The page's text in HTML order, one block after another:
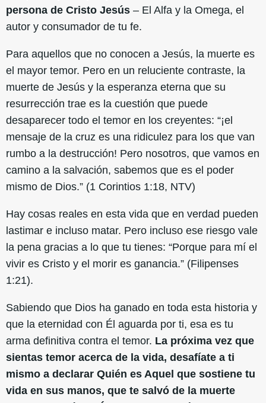
persona de Cristo Jesús – El Alfa y la Omega, el
autor y consumador de tu fe.
Para aquellos que no conocen a Jesús, la muerte es
el mayor temor. Pero en un reluciente contraste, la
muerte de Jesús y la esperanza eterna que su
resurrección trae es la cuestión que puede
desaparecer todo el temor en los creyentes: “¡el
mensaje de la cruz es una ridiculez para los que van
rumbo a la destrucción! Pero nosotros, que vamos en
camino a la salvación, sabemos que es el poder
mismo de Dios.” (1 Corintios 1:18, NTV)
Hay cosas reales en esta vida que en verdad pueden
lastimar e incluso matar. Pero incluso ese riesgo vale
la pena gracias a lo que tu tienes: “Porque para mí el
vivir es Cristo y el morir es ganancia.” (Filipenses
1:21).
Sabiendo que Dios ha ganado en toda esta historia y
que la eternidad con Él aguarda por ti, esa es tu
arma definitiva contra el temor. La próxima vez que
sientas temor acerca de la vida, desafíate a ti
mismo a declarar Quién es Aquel que sostiene tu
vida en sus manos, que te salvó de la muerte